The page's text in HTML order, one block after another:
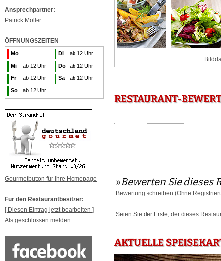
Ansprechpartner:
Patrick Möller
ÖFFNUNGSZEITEN
Mo Di ab 12 Uhr
Mi ab 12 Uhr Do ab 12 Uhr
Fr ab 12 Uhr Sa ab 12 Uhr
So ab 12 Uhr
Gourmetbutton für Ihre Homepage
Für den Restaurantbesitzer:
[ Diesen Eintrag jetzt bearbeiten ]
Als geschlossen melden
RESTAURANT-
»Bewerten Sie dieses
Bewertung schreiben (Ohne
Seien Sie der Erste, der dieses
AKTUELLE